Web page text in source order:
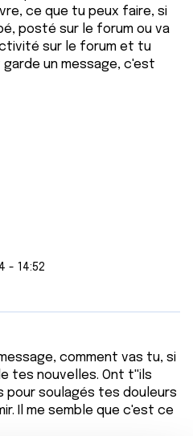
ce que tu peux faire, si
posté sur le forum ou va
sur le forum et tu
un message, c'est
- 14:52
comment vas tu, si
tes nouvelles. Ont t''ils
pour soulagés tes douleurs
Il me semble que c'est ce